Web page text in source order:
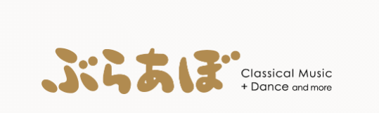
古楽とその先と
無料ライブ配信スケジュ
あ か さ